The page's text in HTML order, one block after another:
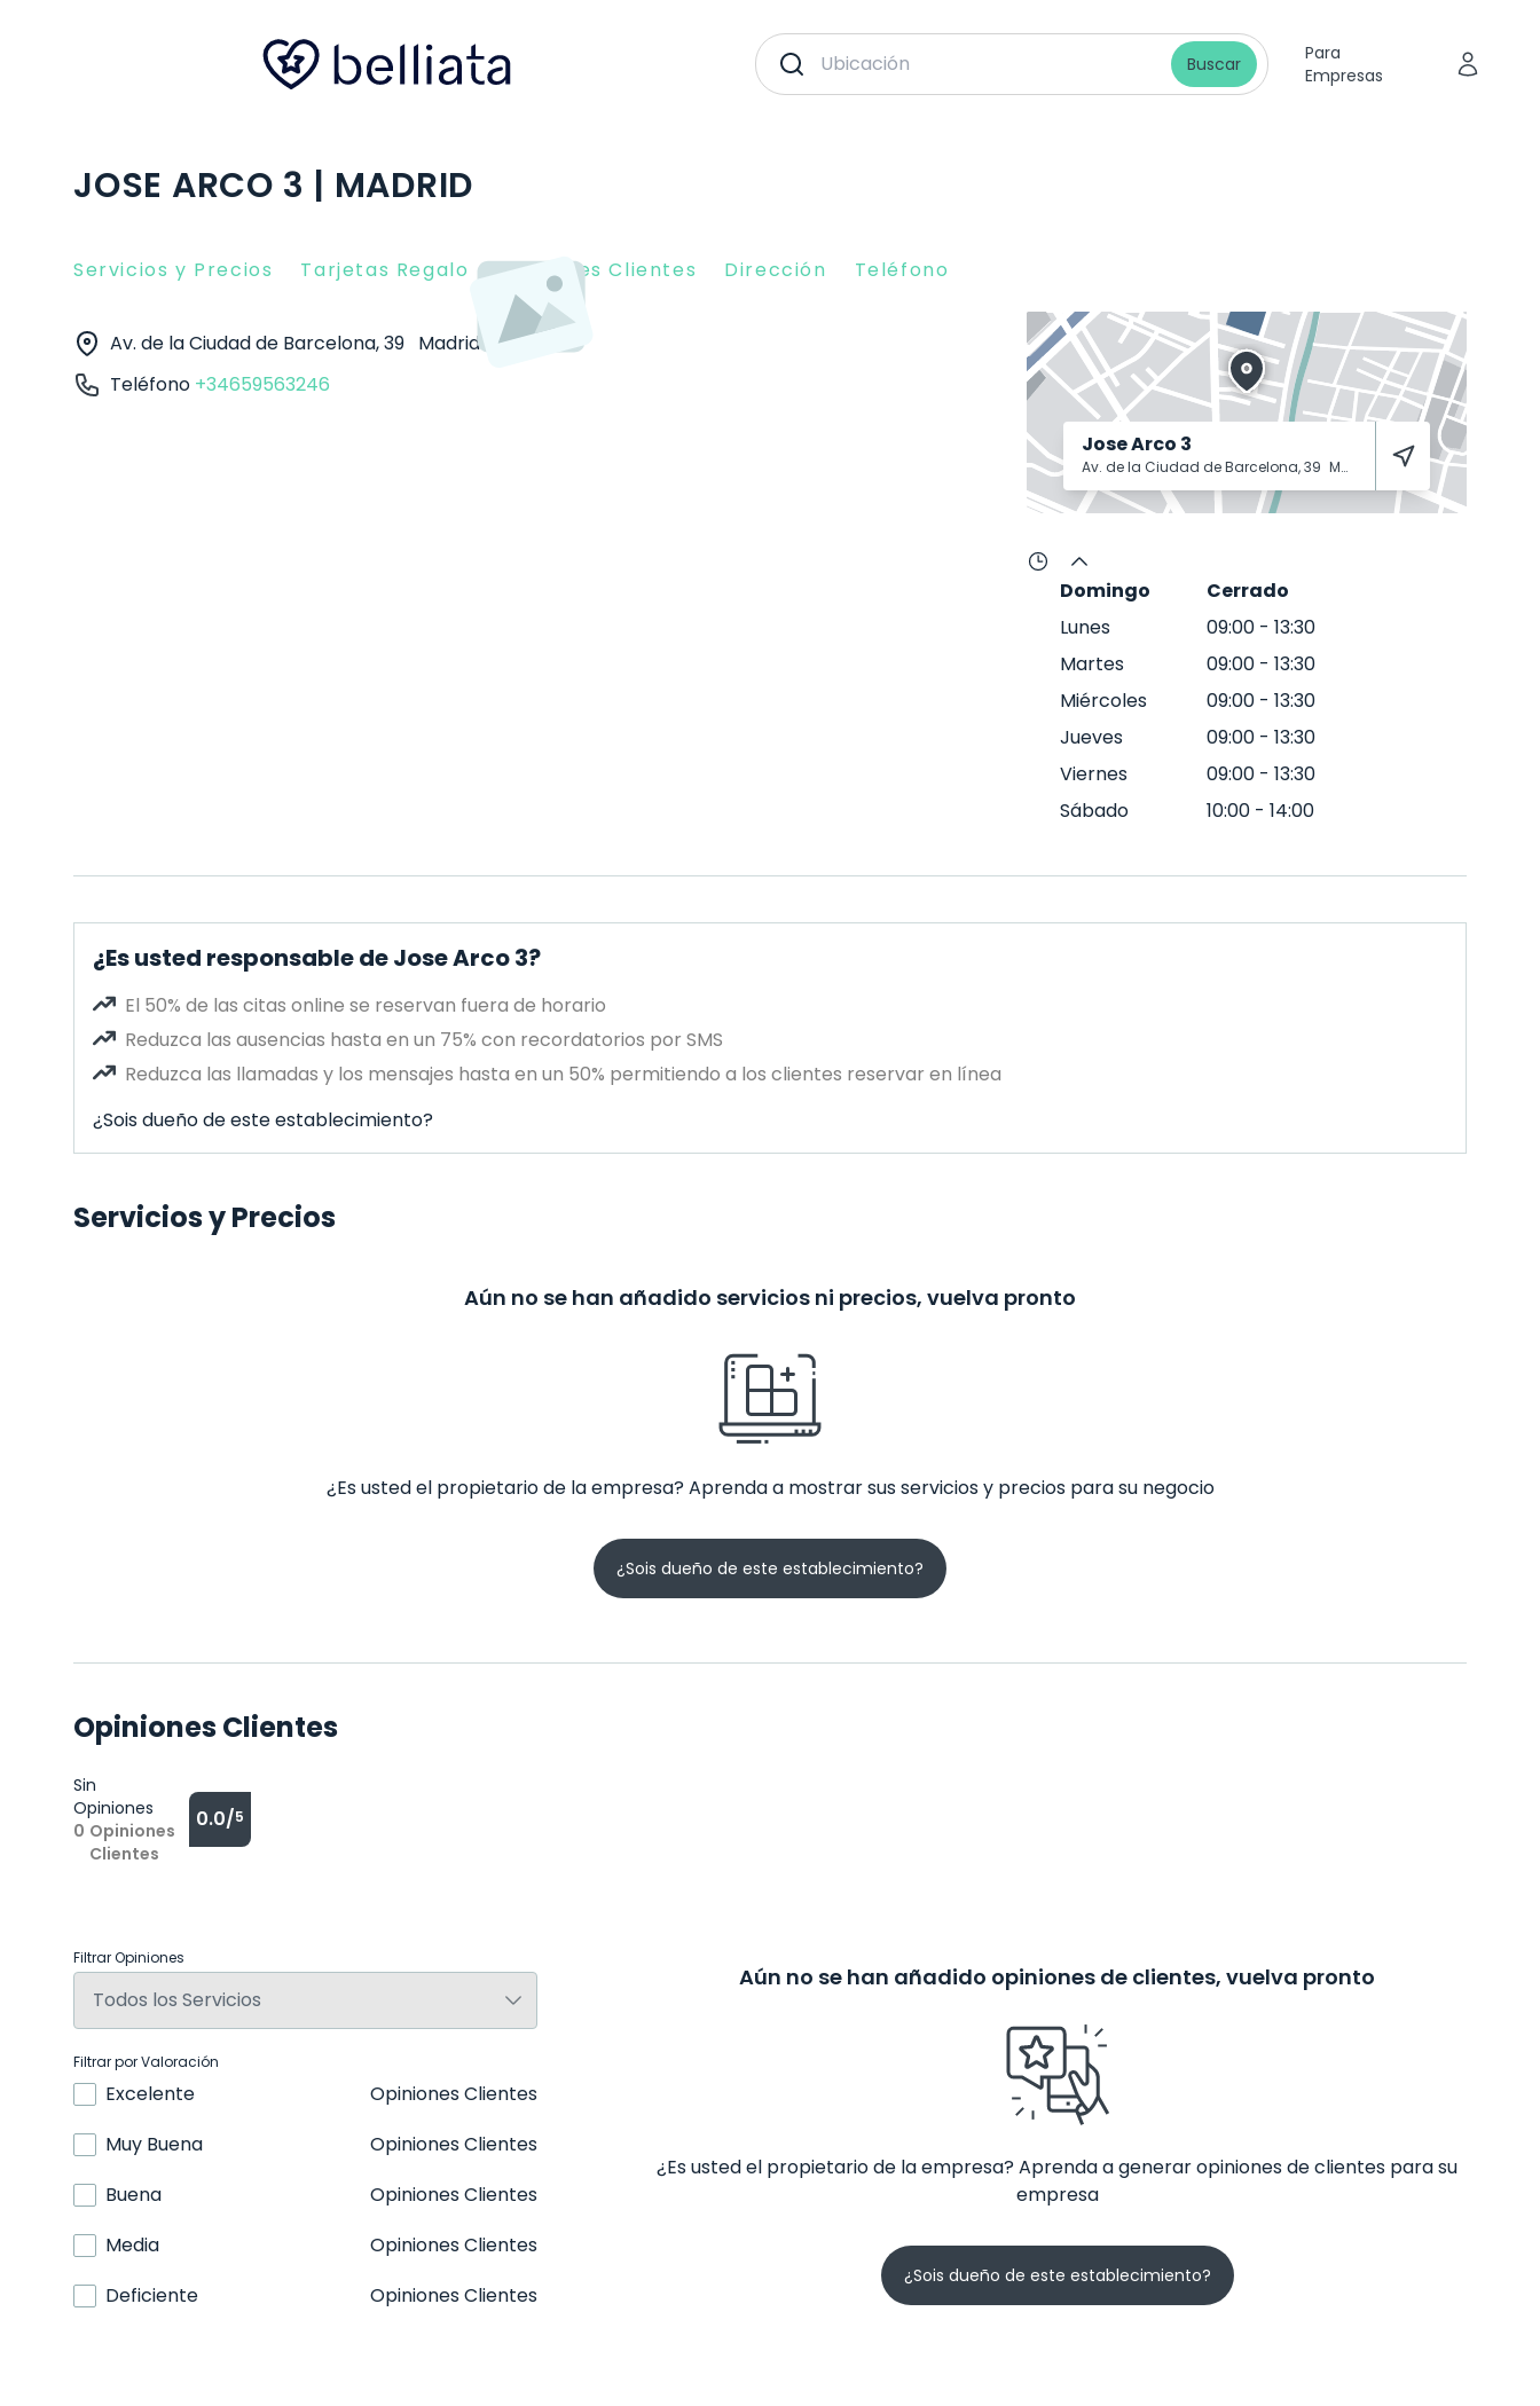
Buscar
Para
Empresas
JOSE ARCO 3 | MADRID
Servicios y Precios Tarjetas Regalo Opiniones Clientes Dirección Teléfono
Av. de la Ciudad de Barcelona, 39 Madrid 28007
Teléfono +34659563246
Jose Arco 3
Av. de la Ciudad de Barcelona, 39 Madrid 28007
Domingo
Cerrado
Lunes
09:00 - 13:30
Martes
09:00 - 13:30
Miércoles
09:00 - 13:30
Jueves
09:00 - 13:30
Viernes
09:00 - 13:30
Sábado
10:00 - 14:00
¿Es usted responsable de Jose Arco 3?
El 50% de las citas online se reservan fuera de horario
Reduzca las ausencias hasta en un 75% con recordatorios por SMS
Reduzca las llamadas y los mensajes hasta en un 50% permitiendo a los clientes reservar en línea
¿Sois dueño de este establecimiento?
Servicios y Precios
Aún no se han añadido servicios ni precios, vuelva pronto
¿Es usted el propietario de la empresa? Aprenda a mostrar sus servicios y precios para su negocio
¿Sois dueño de este establecimiento?
Opiniones Clientes
Sin
Opiniones
0 Opiniones
Clientes
0.0/5
Filtrar Opiniones
Filtrar por Valoración
Excelente
Opiniones Clientes
Muy Buena
Opiniones Clientes
Buena
Opiniones Clientes
Media
Opiniones Clientes
Deficiente
Opiniones Clientes
Aún no se han añadido opiniones de clientes, vuelva pronto
¿Es usted el propietario de la empresa? Aprenda a generar opiniones de clientes para su
empresa
¿Sois dueño de este establecimiento?